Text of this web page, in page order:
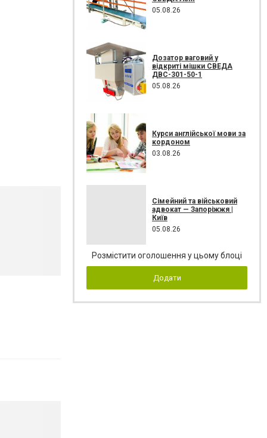
05.08.26
Дозатор ваговий у
відкриті мішки СВЕДА
ДВС-301-50-1
05.08.26
Курси англійської мови за
кордоном
03.08.26
Сімейний та військовий
адвокат — Запоріжжя |
Київ
05.08.26
Розмістити оголошення у цьому блоці
Додати